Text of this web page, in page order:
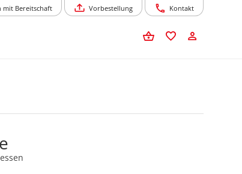
mit Bereitschaft Vorbestellung Kontakt